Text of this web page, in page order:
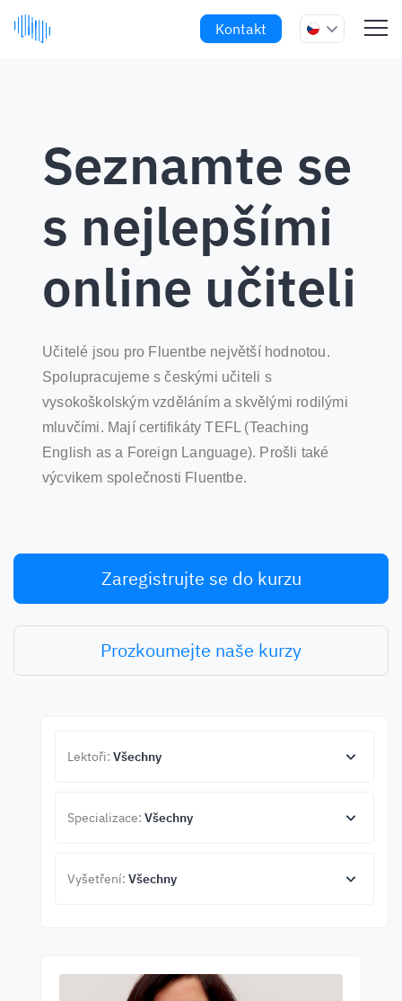
Kontakt
Seznamte se
s nejlepšími
online učiteli
Učitelé jsou pro Fluentbe největší hodnotou.
Spolupracujeme s českými učiteli s
vysokoškolským vzděláním a skvělými rodilými
mluvčími. Mají certifikáty TEFL (Teaching
English as a Foreign Language). Prošli také
výcvikem společnosti Fluentbe.
Zaregistrujte se do kurzu
Prozkoumejte naše kurzy
Lektoři: Všechny
Specializace: Všechny
Vyšetření: Všechny